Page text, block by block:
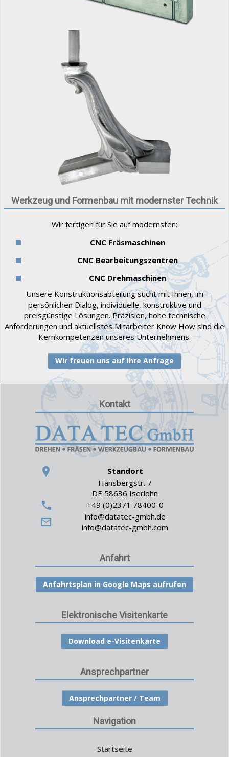
Werkzeug und Formenbau mit modernster Technik
Wir fertigen für Sie auf modernsten:
CNC Fräsmaschinen
CNC Bearbeitungszentren
CNC Drehmaschinen
Unsere Konstruktionsabteilung sucht mit Ihnen, im
persönlichen Dialog, individuelle, konstruktive und
preisgünstige Lösungen. Präzision, hohe technische
Anforderungen und aktuellstes Mitarbeiter Know How sind die
Kernkompetenzen unseres Unternehmens.
Wir freuen uns auf Ihre Anfrage
Kontakt
Standort
Hansbergstr. 7
DE 58636 Iserlohn
+49 (0)2371 78400-0
info@datatec-gmbh.de
info@datatec-gmbh.com
Anfahrt
Anfahrtsplan in Google Maps aufrufen
Elektronische Visitenkarte
Download e-Visitenkarte
Ansprechpartner
Ansprechpartner / Team
Navigation
Startseite